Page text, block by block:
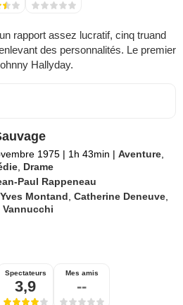
rapport assez lucratif, cinq truand
des personnalités. Le premier
Hallyday.
1975 | 1h 43min | Aventure
Drame
Paul Rappeneau
Yves Montand ,Catherine Deneuve
Spectateurs
3,9
Mes amis
--